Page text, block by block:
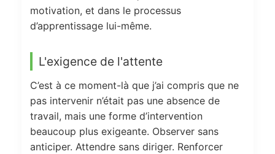
motivation, et dans le processus
d’apprentissage lui-même.
L'exigence de l'attente
C’est à ce moment-là que j’ai compris que ne
pas intervenir n’était pas une absence de
travail, mais une forme d’intervention
beaucoup plus exigeante. Observer sans
anticiper. Attendre sans diriger. Renforcer